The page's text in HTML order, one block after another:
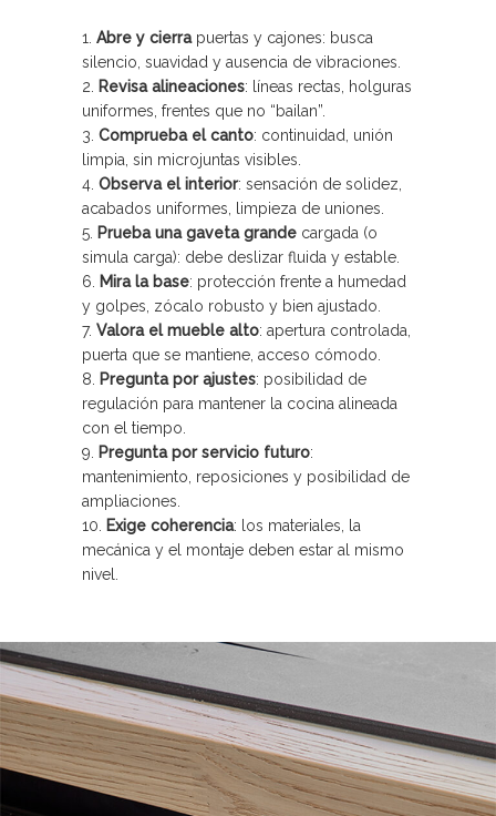
Abre y cierrapuertas y cajones: busca
silencio, suavidad y ausencia de vibraciones.
Revisa alineaciones: líneas rectas, holguras
uniformes, frentes que no “bailan”.
Comprueba el canto: continuidad, unión
limpia, sin microjuntas visibles.
Observa el interior: sensación de solidez,
acabados uniformes, limpieza de uniones.
Prueba una gaveta grande cargada (o
simula carga): debe deslizar fluida y estable.
Mira la base: protección frente a humedad
y golpes, zócalo robusto y bien ajustado.
Valora el mueble alto: apertura controlada,
puerta que se mantiene, acceso cómodo.
Pregunta por ajustes: posibilidad de
regulación para mantener la cocina alineada
con el tiempo.
Pregunta por servicio futuro:
mantenimiento, reposiciones y posibilidad de
ampliaciones.
Exige coherencia: los materiales, la
mecánica y el montaje deben estar al mismo
nivel.